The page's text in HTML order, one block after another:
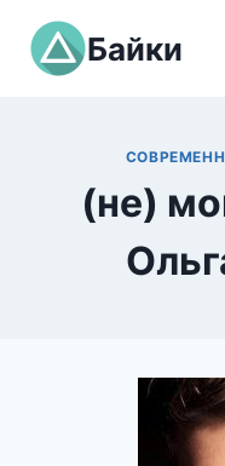
Перейти
содержимому
Байки
(не)